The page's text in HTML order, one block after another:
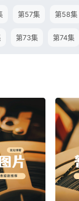
第57集 第58集
第73集 第74集